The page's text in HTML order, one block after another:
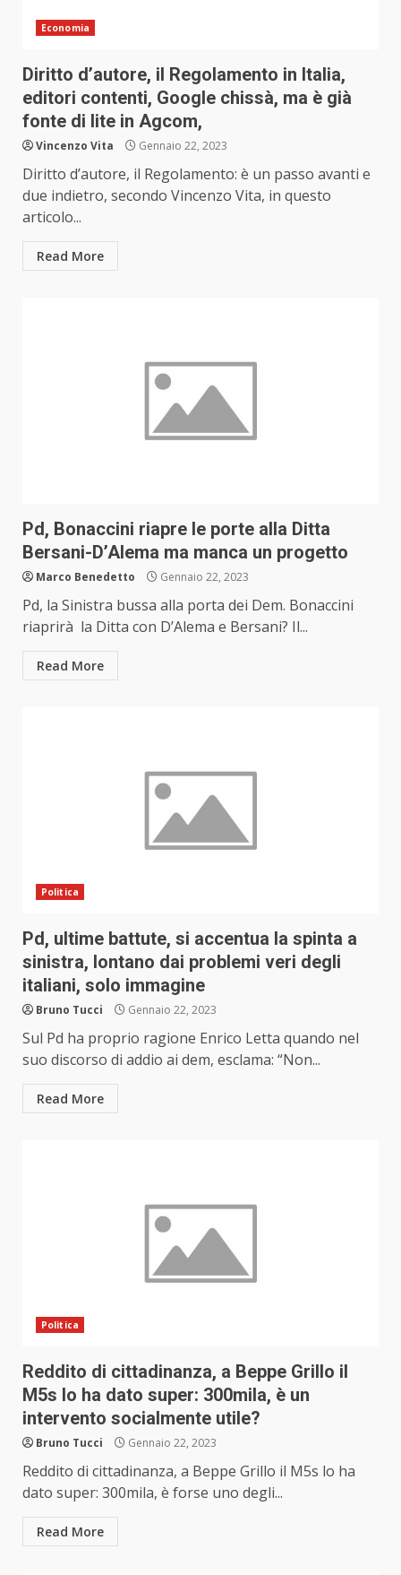
Economia
Diritto d’autore, il Regolamento in Italia,
editori contenti, Google chissà, ma è già
fonte di lite in Agcom,
Vincenzo Vita Gennaio 22, 2023
Diritto d’autore, il Regolamento: è un passo avanti e
due indietro, secondo Vincenzo Vita, in questo
articolo...
Read More
Pd, Bonaccini riapre le porte alla Ditta
Bersani-D’Alema ma manca un progetto
Marco Benedetto Gennaio 22, 2023
Pd, la Sinistra bussa alla porta dei Dem. Bonaccini
riaprirà la Ditta con D’Alema e Bersani? Il...
Read More
Politica
Pd, ultime battute, si accentua la spinta a
sinistra, lontano dai problemi veri degli
italiani, solo immagine
Bruno Tucci Gennaio 22, 2023
Sul Pd ha proprio ragione Enrico Letta quando nel
suo discorso di addio ai dem, esclama: “Non...
Read More
Politica
Reddito di cittadinanza, a Beppe Grillo il
M5s lo ha dato super: 300mila, è un
intervento socialmente utile?
Bruno Tucci Gennaio 22, 2023
Reddito di cittadinanza, a Beppe Grillo il M5s lo ha
dato super: 300mila, è forse uno degli...
Read More